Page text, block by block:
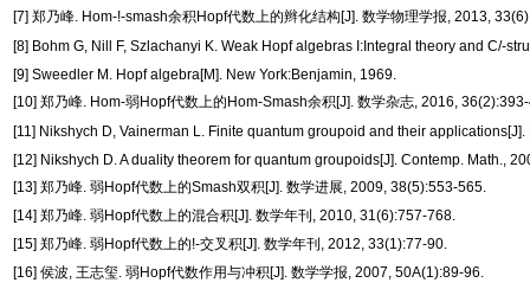
[7] 郑乃峰. Hom-!-smash余积Hopf代数上的辫化结构[J]. 数学物理学报, 2013,
[8] Bohm G, Nill F, Szlachanyi K. Weak Hopf algebras I:Integral theory and C/-
[9] Sweedler M. Hopf algebra[M]. New York:Benjamin, 1969.
[10] 郑乃峰. Hom-弱Hopf代数上的Hom-Smash余积[J]. 数学杂志, 2016,
[11] Nikshych D, Vainerman L. Finite quantum groupoid and their
[12] Nikshych D. A duality theorem for quantum groupoids[J]. Contemp. Math.,
[13] 郑乃峰. 弱Hopf代数上的Smash双积[J]. 数学进展, 2009, 38(5):553-565.
[14] 郑乃峰. 弱Hopf代数上的混合积[J]. 数学年刊, 2010, 31(6):757-768.
[15] 郑乃峰. 弱Hopf代数上的!-交叉积[J]. 数学年刊, 2012, 33(1):77-90.
[16] 侯波, 王志玺. 弱Hopf代数作用与冲积[J]. 数学学报, 2007, 50A(1):89-96.